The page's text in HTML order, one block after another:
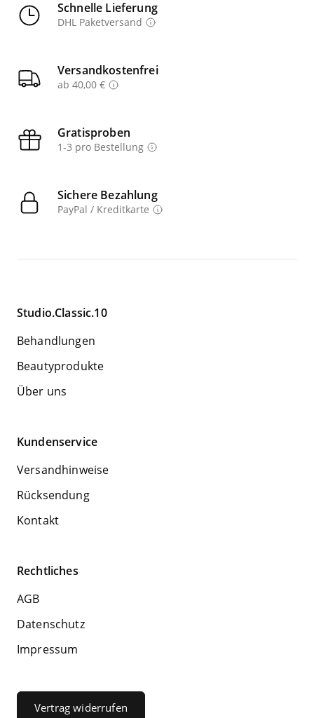
Schnelle Lieferung
DHL Paketversand
Versandkostenfrei
ab 40,00 €
Gratisproben
1-3 pro Bestellung
Sichere Bezahlung
PayPal / Kreditkarte
Studio.Classic.10
Behandlungen
Beautyprodukte
Über uns
Kundenservice
Versandhinweise
Rücksendung
Kontakt
Rechtliches
AGB
Datenschutz
Impressum
Vertrag widerrufen